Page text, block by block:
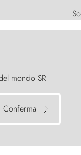
mondo SR
Conferma